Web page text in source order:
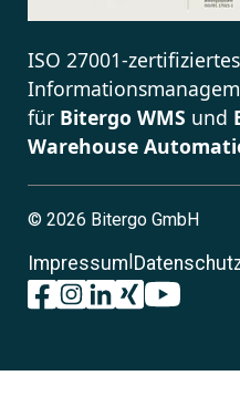
ISO 27001-zertifiziertes
für Bitergo WMS und
Warehouse
© 2026 Bitergo GmbH
Impressum|